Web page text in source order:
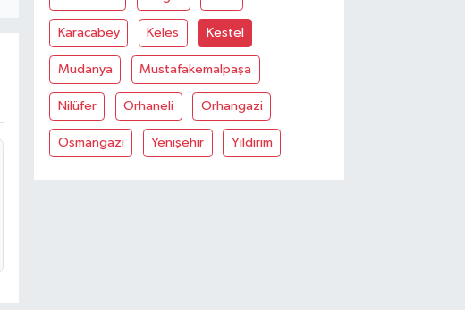
Karacabey Keles Kestel
Mudanya Mustafakemalpaşa
Nilüfer Orhaneli Orhangazi
Osmangazi Yenişehir Yildirim